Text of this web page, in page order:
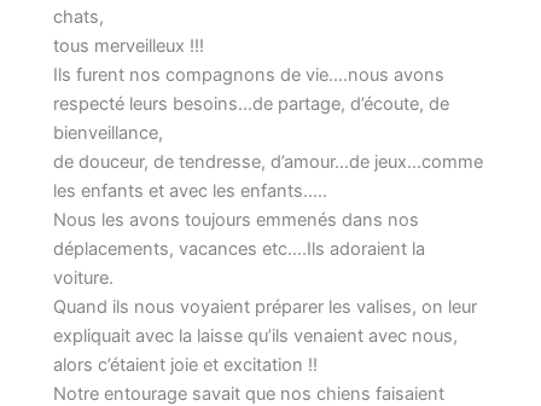
chats,
tous merveilleux !!!
Ils furent nos compagnons de vie….nous avons
respecté leurs besoins…de partage, d’écoute, de
bienveillance,
de douceur, de tendresse, d’amour…de jeux…comme
les enfants et avec les enfants…..
Nous les avons toujours emmenés dans nos
déplacements, vacances etc….Ils adoraient la
voiture.
Quand ils nous voyaient préparer les valises, on leur
expliquait avec la laisse qu’ils venaient avec nous,
alors c’étaient joie et excitation !!
Notre entourage savait que nos chiens faisaient